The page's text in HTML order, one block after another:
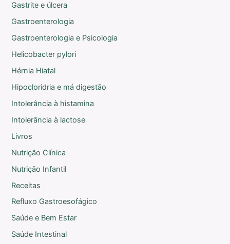
Gastrite e úlcera
Gastroenterologia
Gastroenterologia e Psicologia
Helicobacter pylori
Hérnia Hiatal
Hipocloridria e má digestão
Intolerância à histamina
Intolerância à lactose
Livros
Nutrição Clínica
Nutrição Infantil
Receitas
Refluxo Gastroesofágico
Saúde e Bem Estar
Saúde Intestinal